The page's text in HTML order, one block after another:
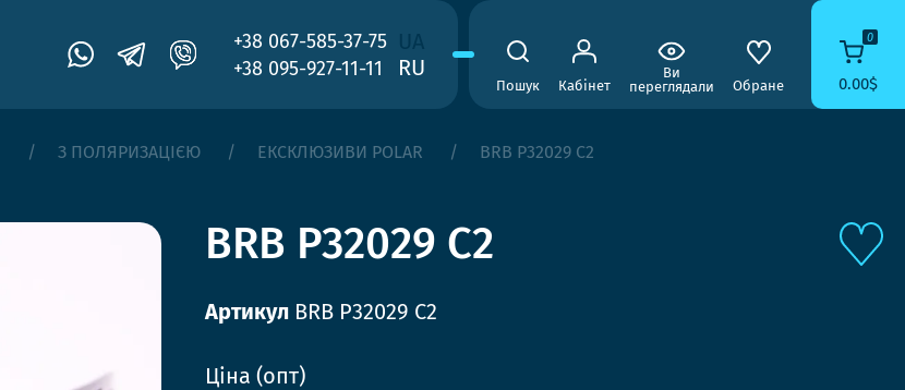
+38 067-585-37-75
+38 095-927-11-11
RU
Пошук Кабінет
Ви
переглядали
Обране
0
0.00$
З ПОЛЯРИЗАЦІЄЮ ЕКСКЛЮЗИВИ POLAR BRB P32029 C2
BRB P32029 C2
Артикул BRB P32029 C2
Ціна (опт)